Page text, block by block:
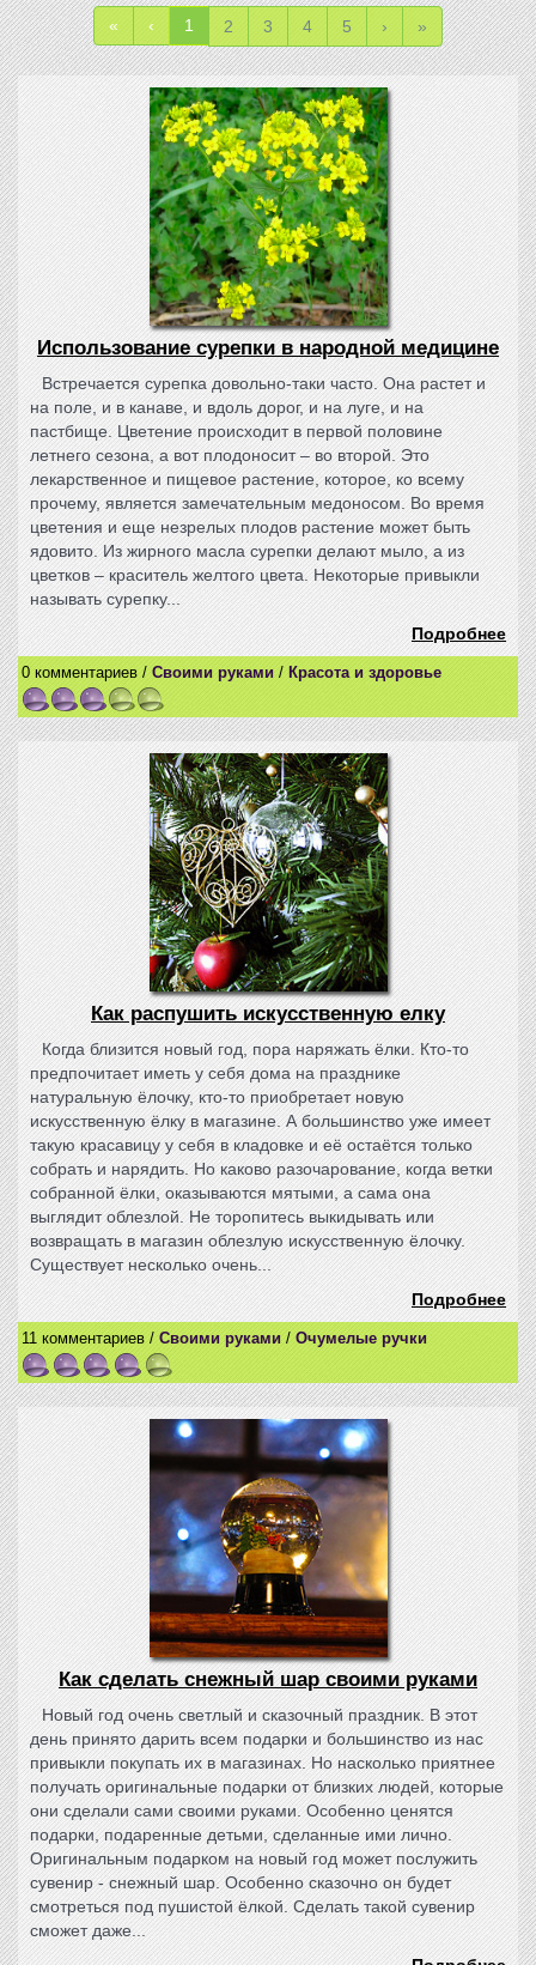
« ‹ 1 2 3 4 5 › »
Использование сурепки в народной медицине
Встречается сурепка довольно-таки часто. Она растет и
на поле, и в канаве, и вдоль дорог, и на луге, и на
пастбище. Цветение происходит в первой половине
летнего сезона, а вот плодоносит – во второй. Это
лекарственное и пищевое растение, которое, ко всему
прочему, является замечательным медоносом. Во время
цветения и еще незрелых плодов растение может быть
ядовито. Из жирного масла сурепки делают мыло, а из
цветков – краситель желтого цвета. Некоторые привыкли
называть сурепку...
Подробнее
0 комментариев / Своими руками / Красота и здоровье
Как распушить искусственную елку
Когда близится новый год, пора наряжать ёлки. Кто-то
предпочитает иметь у себя дома на празднике
натуральную ёлочку, кто-то приобретает новую
искусственную ёлку в магазине. А большинство уже имеет
такую красавицу у себя в кладовке и её остаётся только
собрать и нарядить. Но каково разочарование, когда ветки
собранной ёлки, оказываются мятыми, а сама она
выглядит облезлой. Не торопитесь выкидывать или
возвращать в магазин облезлую искусственную ёлочку.
Существует несколько очень...
Подробнее
11 комментариев / Своими руками / Очумелые ручки
Как сделать снежный шар своими руками
Новый год очень светлый и сказочный праздник. В этот
день принято дарить всем подарки и большинство из нас
привыкли покупать их в магазинах. Но насколько приятнее
получать оригинальные подарки от близких людей, которые
они сделали сами своими руками. Особенно ценятся
подарки, подаренные детьми, сделанные ими лично.
Оригинальным подарком на новый год может послужить
сувенир - снежный шар. Особенно сказочно он будет
смотреться под пушистой ёлкой. Сделать такой сувенир
сможет даже...